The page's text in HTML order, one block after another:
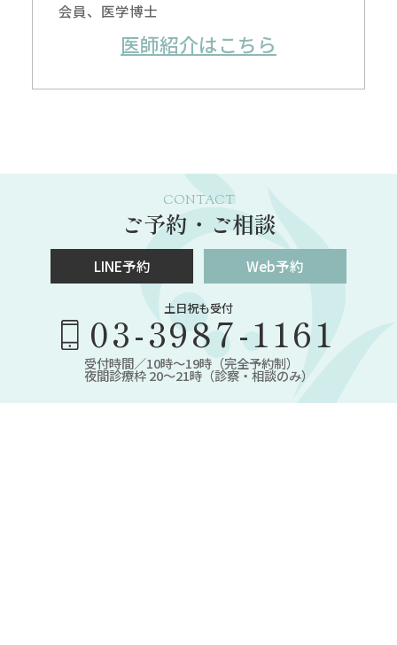
会員、医学博士
医師紹介はこちら
CONTACT
ご予約・ご相談
LINE予約 Web予約
土日祝も受付
03-3987-1161
受付時間／10時～19時（完全予約制）
夜間診療枠 20～21時（診察・相談のみ）